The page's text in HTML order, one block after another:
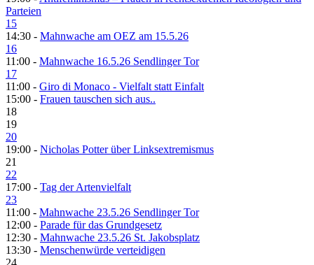
Parteien
15
14:30 - Mahnwache am OEZ am 15.5.26
16
11:00 - Mahnwache 16.5.26 Sendlinger Tor
17
11:00 - Giro di Monaco - Vielfalt statt Einfalt
15:00 - Frauen tauschen sich aus..
18
19
20
19:00 - Nicholas Potter über Linksextremismus
21
22
17:00 - Tag der Artenvielfalt
23
11:00 - Mahnwache 23.5.26 Sendlinger Tor
12:00 - Parade für das Grundgesetz
12:30 - Mahnwache 23.5.26 St. Jakobsplatz
13:30 - Menschenwürde verteidigen
24